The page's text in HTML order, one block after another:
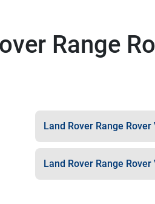
Range
Land Rover Range
Land Rover Range